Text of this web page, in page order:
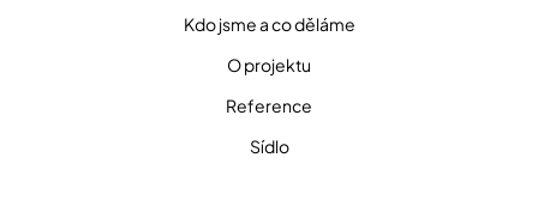
Kdo jsme a co děláme
O projektu
Reference
Sídlo